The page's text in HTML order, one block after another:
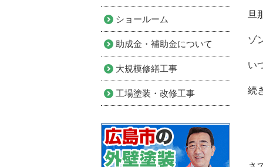
旦
ゾ
い
続
ショールーム
助成金・補助金について
大規模修繕工事
工場塗装・改修工事